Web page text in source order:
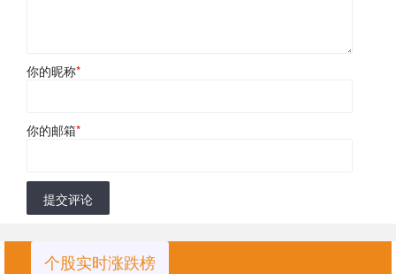
你的昵称*
你的邮箱*
提交评论
个股实时涨跌榜